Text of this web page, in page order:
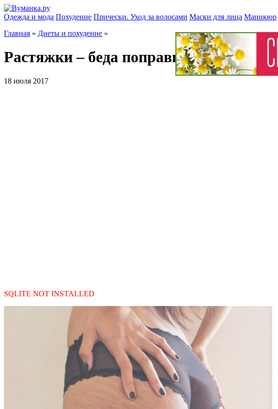
Одежда и мода Похудение Прически. Уход за волосами Маски для лица Маникюр
Главная » Диеты и похудение »
Растяжки – беда поправима!
18 июля 2017
SQLITE NOT INSTALLED